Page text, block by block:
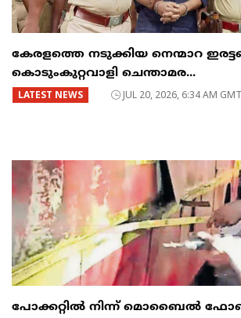
കേരളത്തെ നടുക്കിയ നെന്മാറ
കൊടുംകുറ്റവാളി ചെന്താമര...
LATEST NEWS JUL 20, 2026, 6:34 AM
പോക്കറ്റിൽ നിന്ന് മൊബൈൽ